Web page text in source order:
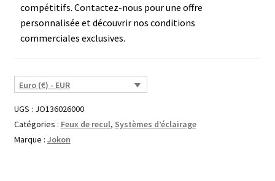
compétitifs. Contactez-nous pour une offre
personnalisée et découvrir nos conditions
commerciales exclusives.
Euro (€) - EUR
UGS : JO136026000
Catégories : Feux de recul, Systèmes d’éclairage
Marque : Jokon